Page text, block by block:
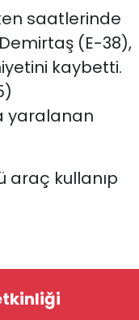
saatlerinde
(E-38),
kaybetti.
yaralanan
araç kullanıp